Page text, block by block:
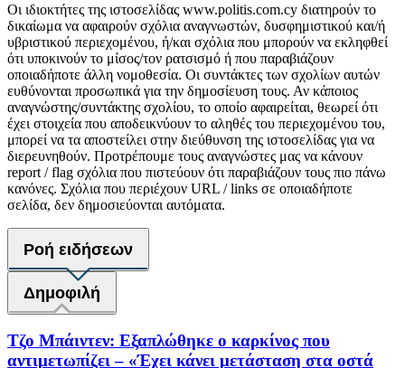
Οι ιδιοκτήτες της ιστοσελίδας www.politis.com.cy διατηρούν το
δικαίωμα να αφαιρούν σχόλια αναγνωστών, δυσφημιστικού και/ή
υβριστικού περιεχομένου, ή/και σχόλια που μπορούν να εκληφθεί
ότι υποκινούν το μίσος/τον ρατσισμό ή που παραβιάζουν
οποιαδήποτε άλλη νομοθεσία. Οι συντάκτες των σχολίων αυτών
ευθύνονται προσωπικά για την δημοσίευση τους. Αν κάποιος
αναγνώστης/συντάκτης σχολίου, το οποίο αφαιρείται, θεωρεί ότι
έχει στοιχεία που αποδεικνύουν το αληθές του περιεχομένου του,
μπορεί να τα αποστείλει στην διεύθυνση της ιστοσελίδας για να
διερευνηθούν. Προτρέπουμε τους αναγνώστες μας να κάνουν
report / flag σχόλια που πιστεύουν ότι παραβιάζουν τους πιο πάνω
κανόνες. Σχόλια που περιέχουν URL / links σε οποιαδήποτε
σελίδα, δεν δημοσιεύονται αυτόματα.
Ροή ειδήσεων
Δημοφιλή
Τζο Μπάιντεν: Εξαπλώθηκε ο καρκίνος που
αντιμετωπίζει – «Έχει κάνει μετάσταση στα οστά